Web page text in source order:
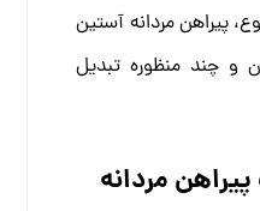
پیراهن مردانه آستین
و چند منظوره تبدیل
مردانه